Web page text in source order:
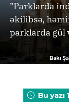
”Parklarda
əkilibsə,
parklarda gül
Bakı
Bu